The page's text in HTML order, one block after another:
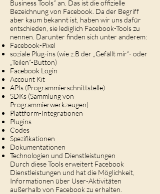
Business Tools” an. Das ist die offizielle
Bezeichnung von Facebook. Da der Begriff
aber kaum bekannt ist, haben wir uns dafür
entschieden, sie lediglich Facebook-Tools zu
nennen. Darunter finden sich unter anderem:
Facebook-Pixel
soziale Plug-ins (wie z.B der „Gefällt mir“- oder
„Teilen“-Button)
Facebook Login
Account Kit
APIs (Programmierschnittstelle)
SDKs (Sammlung von
Programmierwerkzeugen)
Plattform-Integrationen
Plugins
Codes
Spezifikationen
Dokumentationen
Technologien und Dienstleistungen
Durch diese Tools erweitert Facebook
Dienstleistungen und hat die Möglichkeit,
Informationen über User-Aktivitäten
außerhalb von Facebook zu erhalten.